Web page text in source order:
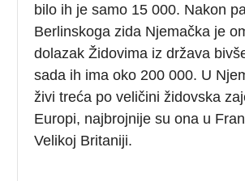
bilo ih je samo 15 000. Nakon
Berlinskoga zida Njemačka je
dolazak Židovima iz država
sada ih ima oko 200 000. U
živi treća po veličini židovska
Europi, najbrojnije su ona u
Velikoj Britaniji.